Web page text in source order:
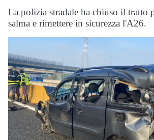
La polizia stradale ha chiuso il tratto
salma e rimettere in sicurezza l'A26.